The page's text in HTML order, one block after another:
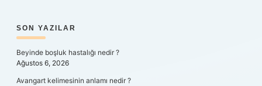
SIDEBAR
SON YAZILAR
Beyinde boşluk hastalığı nedir ?
Ağustos 6, 2026
Avangart kelimesinin anlamı nedir ?